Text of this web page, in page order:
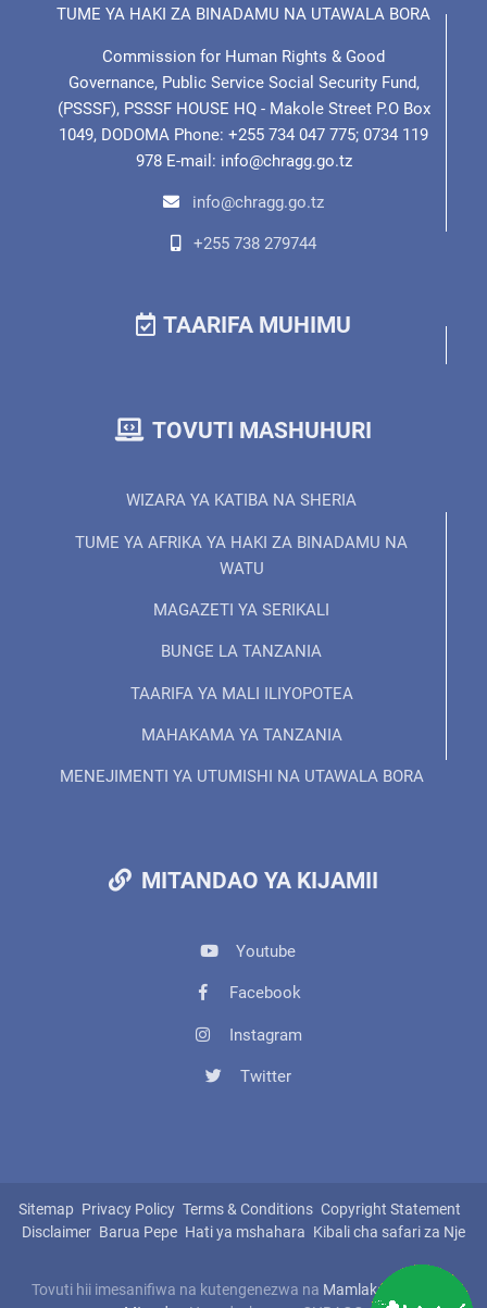
TUME YA HAKI ZA BINADAMU NA UTAWALA BORA
Commission for Human Rights & Good
Governance, Public Service Social Security Fund,
(PSSSF), PSSSF HOUSE HQ - Makole Street P.O Box
1049, DODOMA Phone: +255 734 047 775; 0734 119
978 E-mail: info@chragg.go.tz
info@chragg.go.tz
+255 738 279744
TAARIFA MUHIMU
TOVUTI MASHUHURI
WIZARA YA KATIBA NA SHERIA
TUME YA AFRIKA YA HAKI ZA BINADAMU NA
WATU
MAGAZETI YA SERIKALI
BUNGE LA TANZANIA
TAARIFA YA MALI ILIYOPOTEA
MAHAKAMA YA TANZANIA
MENEJIMENTI YA UTUMISHI NA UTAWALA BORA
MITANDAO YA KIJAMII
Youtube
Facebook
Instagram
Twitter
Sitemap Privacy Policy Terms & Conditions Copyright Statement
Disclaimer Barua Pepe Hati ya mshahara Kibali cha safari za Nje
Tovuti hii imesanifiwa na kutengenezwa na Mamlaka ya Serikali